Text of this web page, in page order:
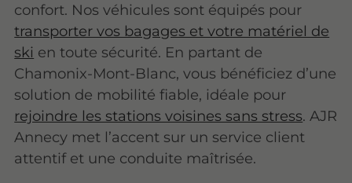
confort. Nos véhicules sont équipés pour
transporter vos bagages et votre matériel de
ski en toute sécurité. En partant de
Chamonix-Mont-Blanc, vous bénéficiez d’une
solution de mobilité fiable, idéale pour
rejoindre les stations voisines sans stress. AJR
Annecy met l’accent sur un service client
attentif et une conduite maîtrisée.